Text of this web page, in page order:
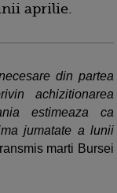
aprilie.
din partea
achizitionarea
estimeaza ca
jumatate a lunii
marti Bursei